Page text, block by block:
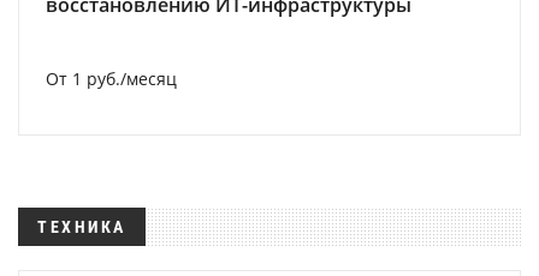
восстановлению ИТ-инфраструктуры
От 1 руб./месяц
ТЕХНИКА